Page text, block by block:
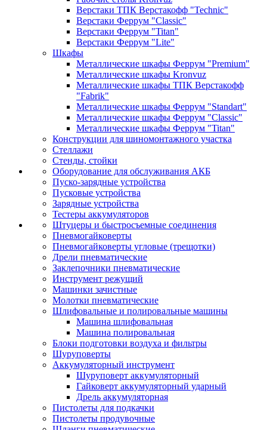
Верстаки ТПК Верстакофф "Technic"
Верстаки Феррум "Classic"
Верстаки Феррум "Titan"
Верстаки Феррум "Lite"
Шкафы
Металлические шкафы Феррум "Premium"
Металлические шкафы Kronvuz
Металлические шкафы ТПК Верстакофф
"Fabrik"
Металлические шкафы Феррум "Standart"
Металлические шкафы Феррум "Classic"
Металлические шкафы Феррум "Titan"
Конструкции для шиномонтажного участка
Стеллажи
Стенды, стойки
Оборудование для обслуживания АКБ
Пуско-зарядные устройства
Пусковые устройства
Зарядные устройства
Тестеры аккумуляторов
Штуцеры и быстросъемные соединения
Пневмогайковерты
Пневмогайковерты угловые (трещотки)
Дрели пневматические
Заклепочники пневматические
Инструмент режущий
Машинки зачистные
Молотки пневматические
Шлифовальные и полировальные машины
Машина шлифовальная
Машина полировальная
Блоки подготовки воздуха и фильтры
Шуруповерты
Аккумуляторный инструмент
Шуруповерт аккумуляторный
Гайковерт аккумуляторный ударный
Дрель аккумуляторная
Пистолеты для подкачки
Пистолеты продувочные